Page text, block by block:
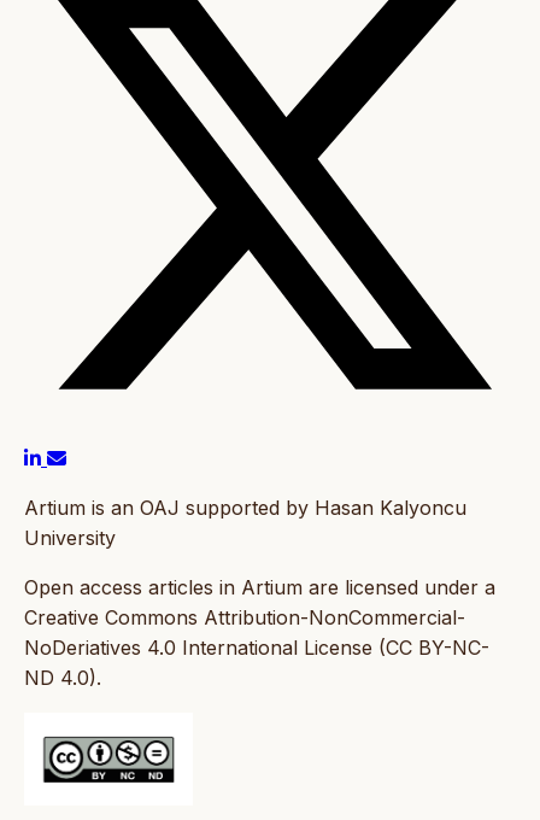
Artium is an OAJ supported by Hasan Kalyoncu
University
Open access articles in Artium are licensed under a
Creative Commons Attribution-NonCommercial-
NoDeriatives 4.0 International License (CC BY-NC-
ND 4.0).